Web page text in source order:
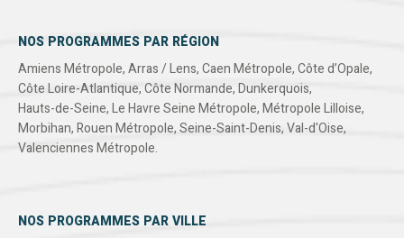
NOS PROGRAMMES PAR RÉGION
Amiens Métropole,Arras / Lens,Caen Métropole,Côte d’Opale,
Côte Loire-Atlantique,Côte Normande,Dunkerquois,
Hauts-de-Seine,Le Havre Seine Métropole,Métropole Lilloise,
Morbihan,Rouen Métropole,Seine-Saint-Denis,Val-d'Oise,
Valenciennes Métropole.
NOS PROGRAMMES PAR VILLE